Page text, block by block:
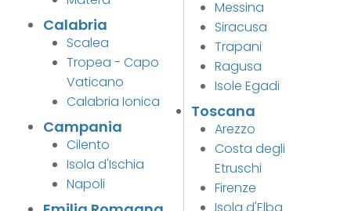
Calabria
Scalea
Tropea - Capo
Vaticano
Calabria Ionica
Campania
Cilento
Isola d'Ischia
Napoli
Messina
Siracusa
Trapani
Ragusa
Isole Egadi
Toscana
Arezzo
Costa degli
Etruschi
Firenze